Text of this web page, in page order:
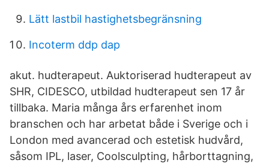
Lätt lastbil hastighetsbegränsning
Incoterm ddp dap
akut. hudterapeut. Auktoriserad hudterapeut av
SHR, CIDESCO, utbildad hudterapeut sen 17 år
tillbaka. Maria många års erfarenhet inom
branschen och har arbetat både i Sverige och i
London med avancerad och estetisk hudvård,
såsom IPL, laser, Coolsculpting, hårborttagning,